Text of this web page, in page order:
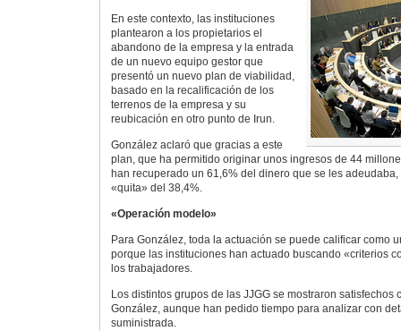
En este contexto, las instituciones
plantearon a los propietarios el
abandono de la empresa y la entrada
de un nuevo equipo gestor que
presentó un nuevo plan de viabilidad,
basado en la recalificación de los
terrenos de la empresa y su
reubicación en otro punto de Irun.
González aclaró que gracias a este
plan, que ha permitido originar unos ingresos de 44
han recuperado un 61,6% del dinero que se les
«quita» del 38,4%.
«Operación modelo»
Para González, toda la actuación se puede calificar como
porque las instituciones han actuado buscando «criterios
los trabajadores.
Los distintos grupos de las JJGG se mostraron satisfechos
González, aunque han pedido tiempo para analizar con
suministrada.